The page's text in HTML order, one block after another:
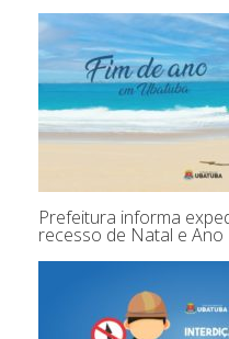
Prefeitura informa
recesso de Natal e